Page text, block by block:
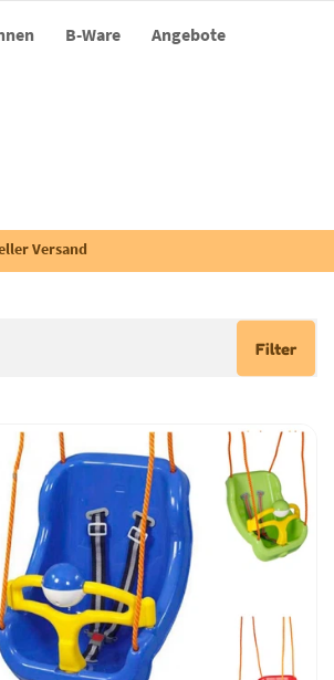
B-Ware Angebote
Versand
Filter